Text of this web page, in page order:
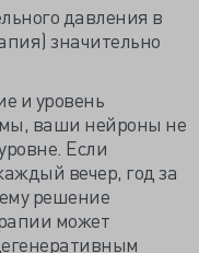
давления в
значительно
и уровень
ваши нейроны не
Если
вечер, год за
решение
может